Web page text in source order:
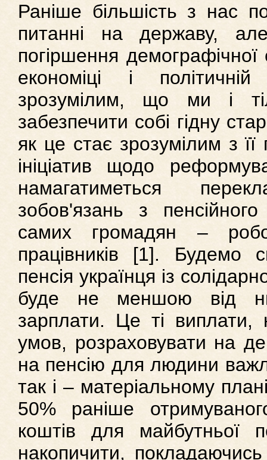
Раніше більшість з нас
питанні на державу,
погіршення демографічної
економіці і
зрозумілим, що ми і
забезпечити собі гідну
як це стає зрозумілим з її
ініціатив щодо
намагатиметься
зобов'язань з
самих громадян –
працівників [1]. Будемо
пенсія українця із
буде не меншою від
зарплати. Це ті
умов, розраховувати на
на пенсію для людини
так і – матеріальному
50% раніше
коштів для майбутньої
накопичити,